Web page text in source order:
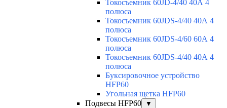
Токосъемник 60JD-4/40 40А 4
полюса
Токосъемник 60JDS-4/40 40А 4
полюса
Токосъемник 60JDS-4/60 60А 4
полюса
Токосъемник 60JDS-4/40 40А 4
полюса
Буксировочное устройство
HFP60
Угольная щетка HFP60
Подвесы HFP60
▼